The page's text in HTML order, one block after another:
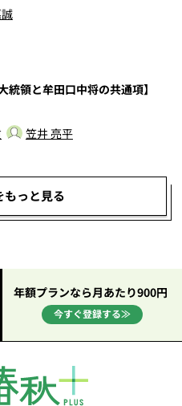
統領と牟田口中将の共通項】
笠井 亮平
もっと見る
年額プランなら月あたり900円
今すぐ登録する≫